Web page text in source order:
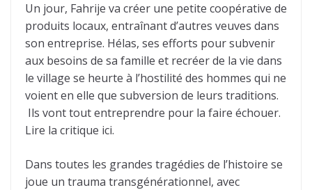
Un jour, Fahrije va créer une petite coopérative de
produits locaux, entraînant d’autres veuves dans
son entreprise. Hélas, ses efforts pour subvenir
aux besoins de sa famille et recréer de la vie dans
le village se heurte à l’hostilité des hommes qui ne
voient en elle que subversion de leurs traditions.
Ils vont tout entreprendre pour la faire échouer.
Lire la critique ici.
Dans toutes les grandes tragédies de l’histoire se
joue un trauma transgénérationnel, avec